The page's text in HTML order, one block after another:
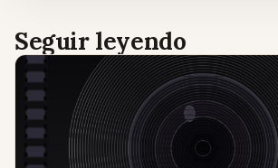
Seguir leyendo